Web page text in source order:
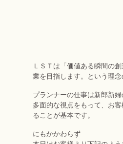
ＬＳＴは「価値ある瞬間の
業を目指します。という理念
プランナーの仕事は新郎新
多面的な視点をもって、お
ることが基本です。
にもかかわらず